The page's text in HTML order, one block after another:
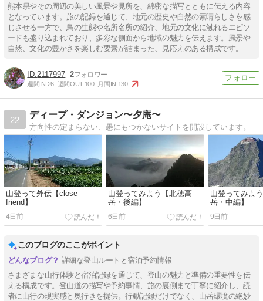
熊本県やその周辺の美しい風景や見所を、綿密な描写とともに伝える内容
となっています。旅の記録を通じて、地元の歴史や自然の素晴らしさを感
じさせる一方で、鳥の生態や名所名所の紹介、地元の文化に触れるエピソ
ードも盛り込まれており、多彩な側面から地域の魅力を伝えます。風景や
自然、文化の豊かさを楽しむ要素が詰まった、見応えのある構成です。
2117997 2
週間IN:26 週間OUT:100 月間IN:130
22
ディープ・ダンジョン〜夕庵〜
方向性の定まらない、愚にもつかないサイトを開設しています。
山登って外伝【close
friend】
4日前
山登ってみよう【北穂高
岳・後編】
6日前
山登ってみよ
岳・中編】
9日前
このブログのここがポイント
詳細な登山ルートと宿泊予約情報
さまざまな山行体験と宿泊記録を通じて、登山の魅力と準備の重要性を伝
える構成です。登山道の描写や予約事情、旅の裏側まで丁寧に紹介し、読
者に山行の現実感と奥行きを提供。行動記録だけでなく、山岳環境の絶妙